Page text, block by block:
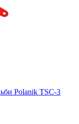
Polanik TSC-3